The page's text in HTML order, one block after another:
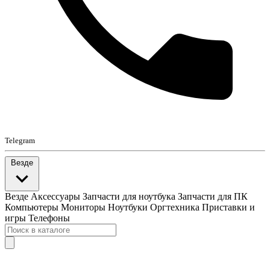
Telegram
Везде
Везде Аксессуары Запчасти для ноутбука Запчасти для ПК
Компьютеры Мониторы Ноутбуки Оргтехника Приставки и
игры Телефоны